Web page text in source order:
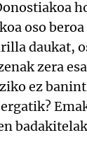
oso
daukat,
zera
ez